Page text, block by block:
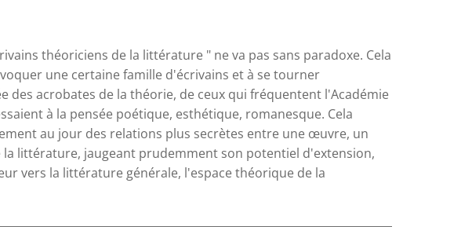
théoriciens de la littérature " ne va pas sans paradoxe. Cela
une certaine famille d'écrivains et à se tourner
des acrobates de la théorie, de ceux qui fréquentent l'Académie
à la pensée poétique, esthétique, romanesque. Cela
au jour des relations plus secrètes entre une œuvre, un
littérature, jaugeant prudemment son potentiel d'extension,
vers la littérature générale, l'espace théorique de la